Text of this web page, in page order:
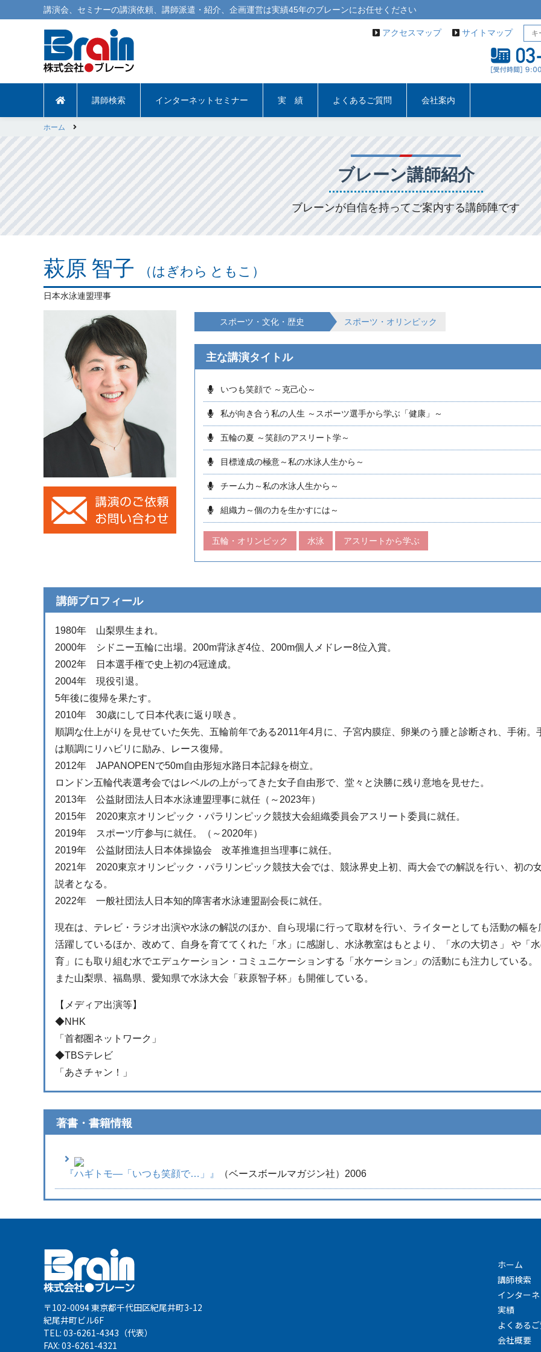
講演会 セミナーの講演依頼 講師派遣 ・紹介、企画運営は実績45年のブレーンにお任せください
アクセスマップ サイトマップ
講師検索 インターネットセミナー 実 績 よくあるご質問 会社案内
ホーム
ブレーン講師紹介
ブレーンが自信を持ってご案内する講師陣です
萩原 智子 （はぎわら ともこ）
日本水泳連盟理事
スポーツ・文化・歴史 スポーツ・オリンピック
主な講演タイトル
いつも笑顔で ～克己心～
私が向き合う私の人生 ～スポーツ選手から学ぶ「健康」～
五輪の夏 ～笑顔のアスリート学～
目標達成の極意～私の水泳人生から～
チーム力～私の水泳人生から～
組織力～個の力を生かすには～
五輪・オリンピック 水泳 アスリートから学ぶ
講師プロフィール
1980年 山梨県生まれ。
2000年 シドニー五輪に出場。200m背泳ぎ4位、200m個人メドレー8位入賞。
2002年 日本選手権で史上初の4冠達成。
2004年 現役引退。
5年後に復帰を果たす。
2010年 30歳にして日本代表に返り咲き。
順調な仕上がりを見せていた矢先、五輪前年である2011年4月に、子宮内膜症、卵巣のう腫と診断され、手術。
は順調にリハビリに励み、レース復帰。
2012年 JAPANOPENで50m自由形短水路日本記録を樹立。
ロンドン五輪代表選考会ではレベルの上がってきた女子自由形で、堂々と決勝に残り意地を見せた。
2013年 公益財団法人日本水泳連盟理事に就任（～2023年）
2015年 2020東京オリンピック・パラリンピック競技大会組織委員会アスリート委員に就任。
2019年 スポーツ庁参与に就任。（～2020年）
2019年 公益財団法人日本体操協会 改革推進担当理事に就任。
2021年 2020東京オリンピック・パラリンピック競技大会では、競泳界史上初、両大会での解説を行い、初の
説者となる。
2022年 一般社団法人日本知的障害者水泳連盟副会長に就任。
現在は、テレビ・ラジオ出演や水泳の解説のほか、自ら現場に行って取材を行い、ライターとしても活動の幅を
活躍しているほか、改めて、自身を育ててくれた「水」に感謝し、水泳教室はもとより、「水の大切さ」 や「
育」にも取り組む水でエデュケーション・コミュニケーションする「水ケーション」の活動にも注力している。
また山梨県、福島県、愛知県で水泳大会「萩原智子杯」も開催している。
【メディア出演等】
◆NHK
「首都圏ネットワーク」
◆TBSテレビ
「あさチャン！」
著書・書籍情報
『ハギトモ―「いつも笑顔で…」』 （ベースボールマガジン社）2006
〒102-0094 東京都千代田区紀尾井町3-12
紀尾井町ビル6F
TEL: 03-6261-4343（代表）
FAX: 03-6261-4321
ホーム
講師検索
インター
実績
よくある
会社概要